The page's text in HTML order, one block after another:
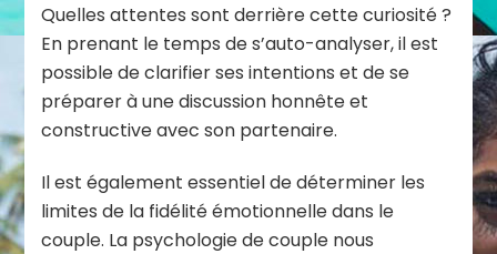
Quelles attentes sont derrière cette curiosité ?
En prenant le temps de s’auto-analyser, il est
possible de clarifier ses intentions et de se
préparer à une discussion honnête et
constructive avec son partenaire.
Il est également essentiel de déterminer les
limites de la fidélité émotionnelle dans le
couple. La psychologie de couple nous